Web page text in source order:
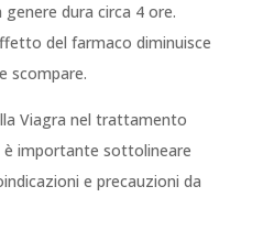
dura circa 4 ore.
del farmaco diminuisce
scompare.
Viagra nel trattamento
importante sottolineare
e precauzioni da